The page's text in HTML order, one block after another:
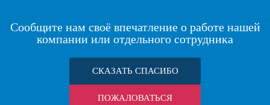
Сообщите нам своё впечатление о работе нашей
компании или отдельного сотрудника
СКАЗАТЬ СПАСИБО
ПОЖАЛОВАТЬСЯ